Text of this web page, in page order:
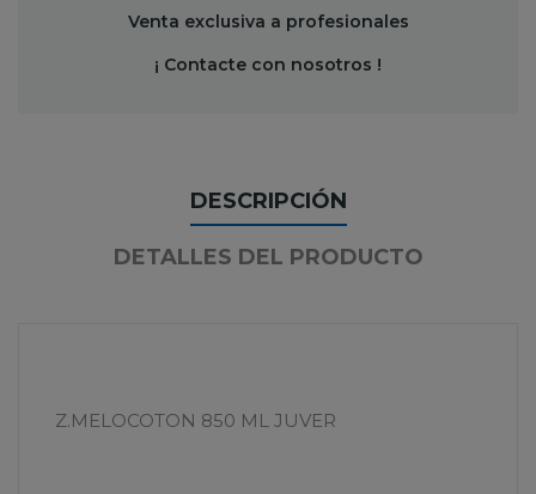
Venta exclusiva a profesionales
¡ Contacte con nosotros !
DESCRIPCIÓN
DETALLES DEL PRODUCTO
Z.MELOCOTON 850 ML JUVER